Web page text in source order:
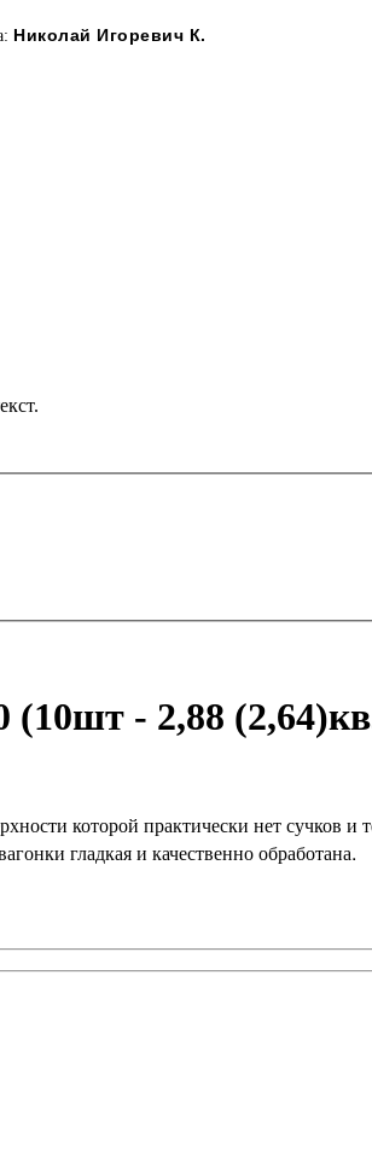
Николай Игоревич К.
- 2,88
которой практически нет
гладкая и качественно обработана.